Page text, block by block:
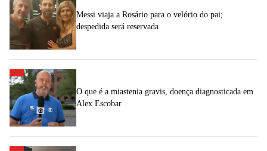
Messi viaja a Rosário para o velório do pai;
despedida será reservada
O que é a miastenia gravis, doença diagnosticada em
Alex Escobar